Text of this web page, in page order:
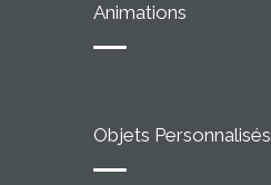
Animations
Objets Personnalisés